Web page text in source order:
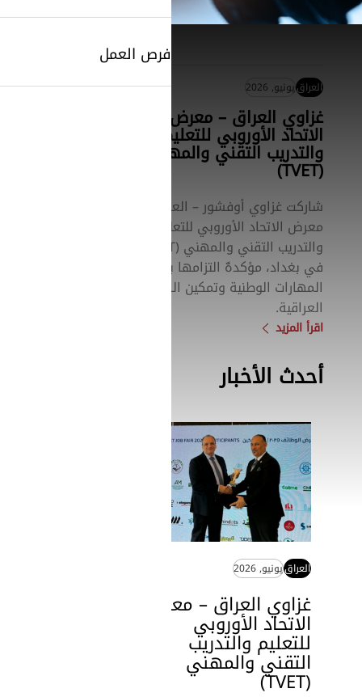
فرص العمل
العراقيونيو, 2026
غزاوي العراق – معرض
الاتحاد الأوروبي للتعليم
والتدريب التقني والمهني
(TVET)
شاركت غزاوي أوفشور – العراق في
معرض الاتحاد الأوروبي للتعليم
في بغداد، مؤكدةً التزامها بدعم
المهارات الوطنية وتمكين الكفاءات
العراقية.
اقرأ المزيد
أحدث الأخبار
العراقيونيو, 2026
غزاوي العراق – معرض
الاتحاد الأوروبي
للتعليم والتدريب
التقني والمهني
(TVET)